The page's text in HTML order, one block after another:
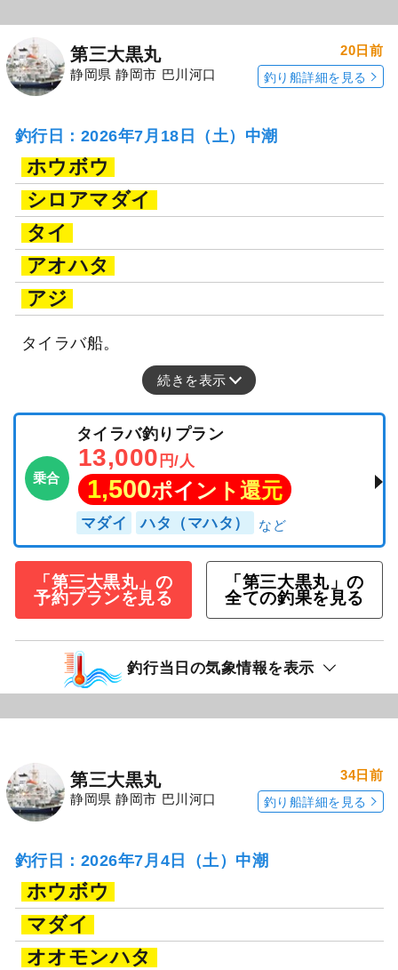
第三大黒丸
静岡県 静岡市 巴川河口
20日前
釣り船詳細を見る
釣行日：2026年7月18日（土）中潮
ホウボウ
シロアマダイ
タイ
アオハタ
アジ
タイラバ船。
続きを表示
乗合
タイラバ釣りプラン
13,000 円/人
1,500ポイント還元
マダイ ハタ（マハタ）
「第三大黒丸」の
予約プランを見る
「第三大黒丸」の
全ての釣果を見る
釣行当日の気象情報を表示
第三大黒丸
静岡県 静岡市 巴川河口
34日前
釣り船詳細を見る
釣行日：2026年7月4日（土）中潮
ホウボウ
マダイ
オオモンハタ